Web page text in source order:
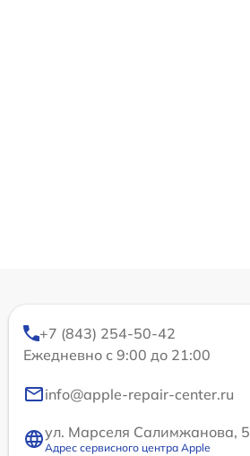
+7 (843) 254-50-42
Ежедневно с 9:00 до 21:00
info@apple-repair-center.ru
ул. Марселя Салимжанова, 5
Адрес сервисного центра Apple